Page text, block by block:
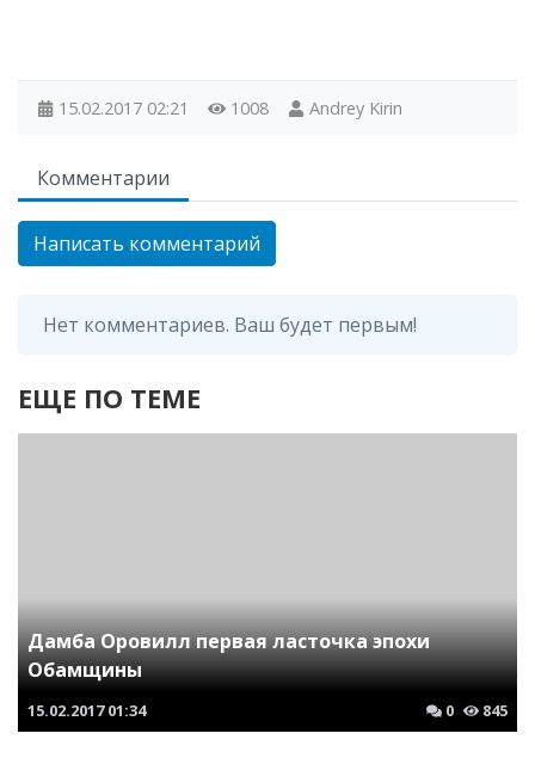
15.02.2017 02:21 1008 Andrey Kirin
Комментарии
Написать комментарий
Нет комментариев. Ваш будет первым!
ЕЩЕ ПО ТЕМЕ
Дамба Оровилл первая ласточка эпохи
Обамщины
15.02.2017 01:34 0 845